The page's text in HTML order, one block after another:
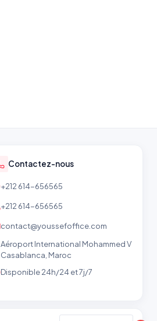
Contactez-nous
+212 614-656565
+212 614-656565
contact@youssefoffice.com
Aéroport International Mohammed V
Casablanca, Maroc
Disponible 24h/24 et 7j/7